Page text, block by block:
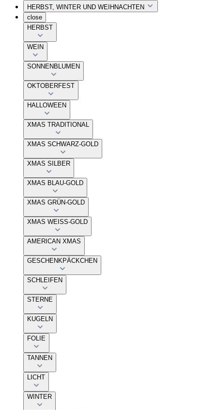
HERBST, WINTER UND WEIHNACHTEN
close
HERBST
WEIN
SONNENBLUMEN
OKTOBERFEST
HALLOWEEN
XMAS TRADITIONAL
XMAS SCHWARZ-GOLD
XMAS SILBER
XMAS BLAU-GOLD
XMAS GRÜN-GOLD
XMAS WEISS-GOLD
AMERICAN XMAS
GESCHENKPÄCKCHEN
SCHLEIFEN
STERNE
KUGELN
FOLIE
TANNEN
LICHT
WINTER